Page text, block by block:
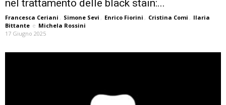
nel trattamento delle black stain:...
Francesca Ceriani , Simone Sevi , Enrico Fiorini , Cristina Comi , Ilaria
Bittante e Michela Rossini
17 Giugno 2025